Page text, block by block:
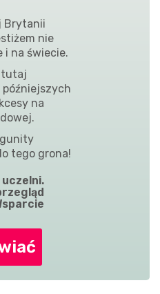
Brytanii
nie
i na świecie.
tutaj
na
tego grona!